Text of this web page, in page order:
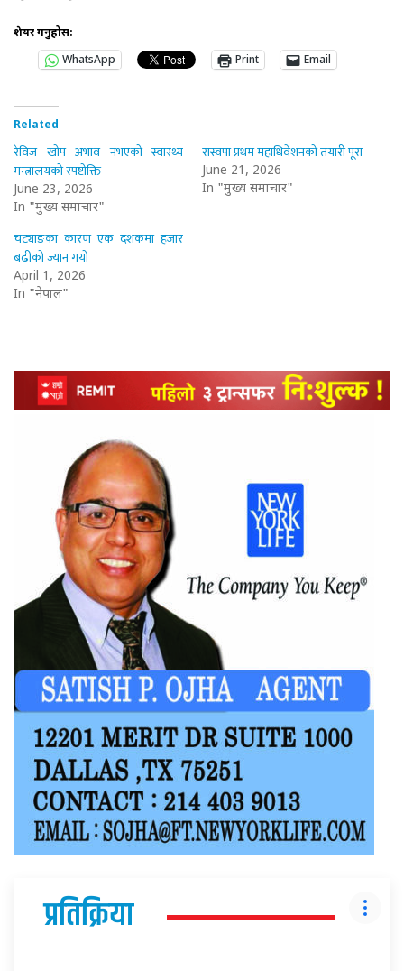
शेयर गर्नुहोस:
WhatsApp
Print Email
Related
रेविज खोप अभाव नभएको स्वास्थ्य
मन्त्रालयको स्पष्टोक्ति
June 23, 2026
In "मुख्य समाचार"
रास्वपा प्रथम महाधिवेशनको तयारी पूरा
June 21, 2026
In "मुख्य समाचार"
चट्याङका कारण एक दशकमा हजार
बढीको ज्यान गयो
April 1, 2026
In "नेपाल"
प्रतिक्रिया